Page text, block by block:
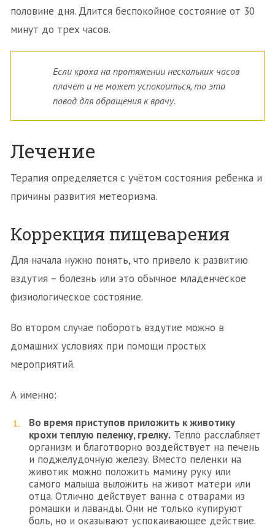
половине дня. Длится беспокойное состояние от 30
минут до трех часов.
Если кроха на протяжении нескольких часов
плачет и не может успокоиться, то это
повод для обращения к врачу.
Лечение
Терапия определяется с учётом состояния ребенка и
причины развития метеоризма.
Коррекция пищеварения
Для начала нужно понять, что привело к развитию
вздутия – болезнь или это обычное младенческое
физиологическое состояние.
Во втором случае побороть вздутие можно в
домашних условиях при помощи простых
мероприятий.
А именно:
Во время приступов приложить к животику
крохи теплую пеленку, грелку. Тепло расслабляет
организм и благотворно воздействует на печень
и поджелудочную железу. Вместо пеленки на
животик можно положить мамину руку или
самого малыша выложить на живот матери или
отца. Отлично действует ванна с отварами из
ромашки и лаванды. Они не только купируют
боль, но и оказывают успокаивающее действие.